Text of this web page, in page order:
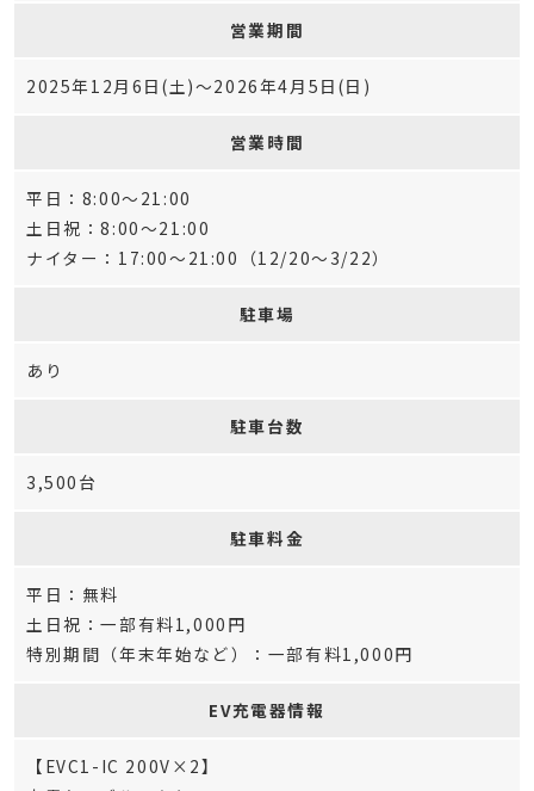
営業期間
2025年12月6日(土)～2026年4月5日(日)
営業時間
平日：8:00～21:00
土日祝：8:00～21:00
ナイター：17:00～21:00（12/20～3/22）
駐車場
あり
駐車台数
3,500台
駐車料金
平日：無料
土日祝：一部有料1,000円
特別期間（年末年始など）：一部有料1,000円
EV充電器情報
【EVC1-IC 200V×2】